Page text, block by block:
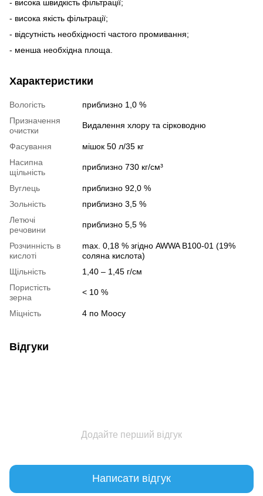
- висока швидкість фільтрації;
- висока якість фільтрації;
- відсутність необхідності частого промивання;
- менша необхідна площа.
Характеристики
Вологість
приблизно 1,0 %
Призначення
очистки
Видалення хлору та сірководню
Фасування
мішок 50 л/35 кг
Насипна
щільність
приблизно 730 кг/см³
Вуглець
приблизно 92,0 %
Зольність
приблизно 3,5 %
Летючі
речовини
приблизно 5,5 %
Розчинність в
кислоті
max. 0,18 % згідно AWWA B100-01 (19%
соляна кислота)
Щільність
1,40 – 1,45 г/см
Пористість
зерна
< 10 %
Міцність 4 по Моосу
Відгуки
Додайте перший відгук
Написати відгук